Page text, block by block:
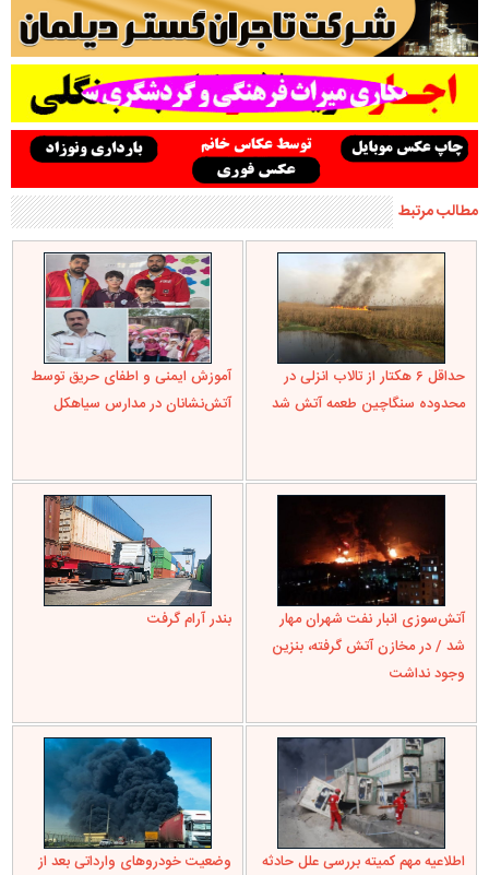
مطالب مرتبط
حداقل ۶ هکتار از تالاب انزلی در
محدوده سنگاچین طعمه آتش شد
آموزش ایمنی و اطفای حریق توسط
آتش‌نشانان در مدارس سیاهکل
آتش‌سوزی انبار نفت شهران مهار
شد / در مخازن آتش‌ گرفته، بنزین
وجود نداشت
بندر آرام گرفت
اطلاعیه مهم کمیته بررسی علل حادثه
وضعیت خودروهای وارداتی بعد از